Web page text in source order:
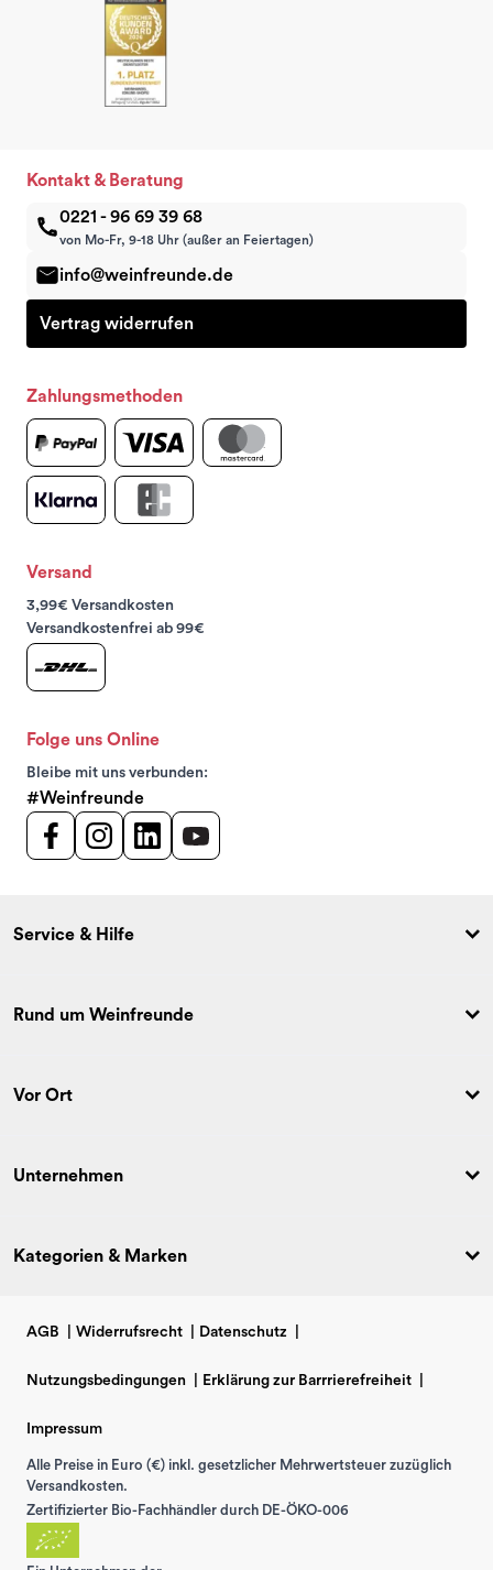
Kontakt & Beratung
0221 - 96 69 39 68
von Mo-Fr, 9-18 Uhr (außer an Feiertagen)
info@weinfreunde.de
Vertrag widerrufen
Zahlungsmethoden
Versand
3,99€ Versandkosten
Versandkostenfrei ab 99€
Folge uns Online
Bleibe mit uns verbunden:
#Weinfreunde
Service & Hilfe
Rund um Weinfreunde
Vor Ort
Unternehmen
Kategorien & Marken
AGB Widerrufsrecht Datenschutz
Nutzungsbedingungen Erklärung zur Barrrierefreiheit
Impressum
Alle Preise in Euro (€) inkl. gesetzlicher Mehrwertsteuer zuzüglich
Versandkosten.
Zertifizierter Bio-Fachhändler durch DE-ÖKO-006